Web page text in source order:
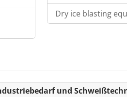
Dry ice blasting
und